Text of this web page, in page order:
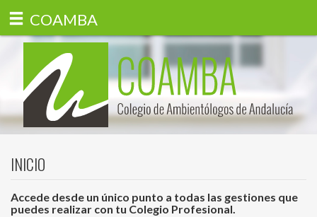
COAMBA
INICIO
Accede desde un único punto a todas las gestiones que
puedes realizar con tu Colegio Profesional.